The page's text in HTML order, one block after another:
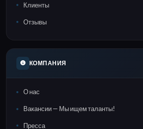
Клиенты
Отзывы
КОМПАНИЯ
О нас
Вакансии — Мы ищем таланты!
Пресса